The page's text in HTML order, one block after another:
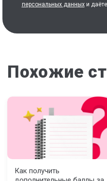
персональных данныхи даёте
Похожие
Как получить